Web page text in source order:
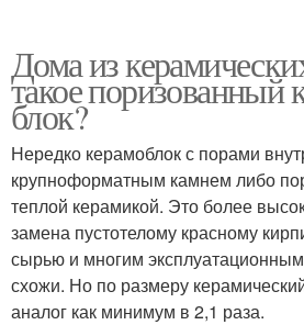
Дома из
такое поризованный
блок?
Нередко керамоблок с порами
крупноформатным камнем либо
теплой керамикой. Это более
замена пустотелому красному
сырью и многим
схожи. Но по размеру
аналог как минимум в 2,1 раза.